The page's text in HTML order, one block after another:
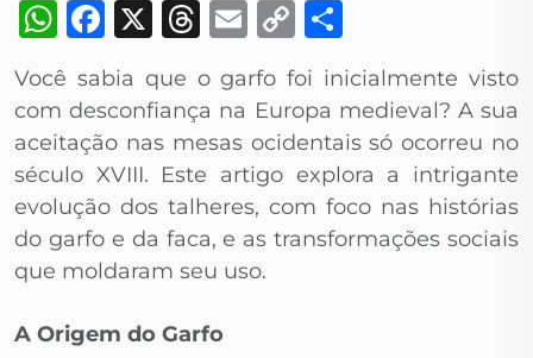
WhatsApp
Facebook
X Threads
Email
Copy
Link
Você sabia que o garfo foi inicialmente visto
com desconfiança na Europa medieval? A sua
aceitação nas mesas ocidentais só ocorreu no
século XVIII. Este artigo explora a intrigante
evolução dos talheres, com foco nas histórias
do garfo e da faca, e as transformações sociais
que moldaram seu uso.
A Origem do Garfo